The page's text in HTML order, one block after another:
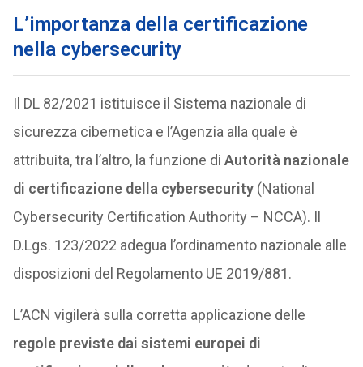
L’importanza della certificazione
nella cybersecurity
Il DL 82/2021 istituisce il Sistema nazionale di
sicurezza cibernetica e l’Agenzia alla quale è
attribuita, tra l’altro, la funzione di Autorità nazionale
di certificazione della cybersecurity(National
Cybersecurity Certification Authority – NCCA). Il
D.Lgs. 123/2022 adegua l’ordinamento nazionale alle
disposizioni del Regolamento UE 2019/881.
L’ACN vigilerà sulla corretta applicazione delle
regole previste dai sistemi europei di